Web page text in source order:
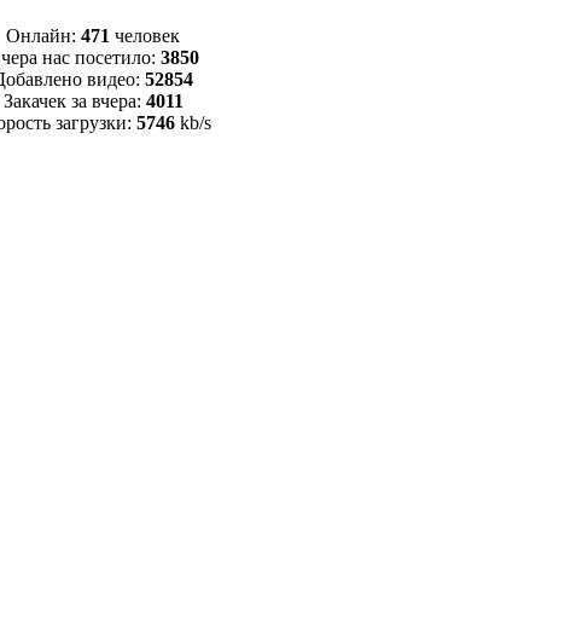
Онлайн: 471 человек
нас посетило: 3850
видео: 52854
Закачек за вчера: 4011
загрузки: 5746 kb/s